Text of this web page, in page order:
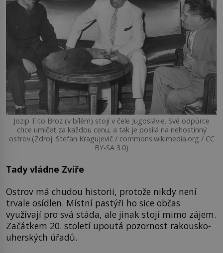
Jozip Tito Broz (v bílém) stojí v čele Jugoslávie. Své odpůrce
chce umlčet za každou cenu, a tak je posílá na nehostinný
ostrov.(Zdroj: Stefan Kragujevič / commons.wikimedia.org / CC
BY-SA 3.0)
Tady vládne Zvíře
Ostrov má chudou historii, protože nikdy není
trvale osídlen. Místní pastýři ho sice občas
využívají pro svá stáda, ale jinak stojí mimo zájem.
Začátkem 20. století upoutá pozornost rakousko-
uherských úřadů.